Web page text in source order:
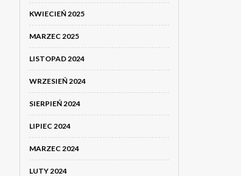
KWIECIEŃ 2025
MARZEC 2025
LISTOPAD 2024
WRZESIEŃ 2024
SIERPIEŃ 2024
LIPIEC 2024
MARZEC 2024
LUTY 2024